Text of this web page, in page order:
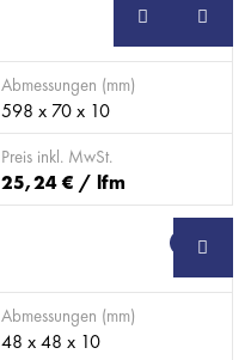
SB
Abmessungen (mm)
598 x 70 x 10
Preis inkl. MwSt.
25,24 € / lfm
SB
Abmessungen (mm)
48 x 48 x 10